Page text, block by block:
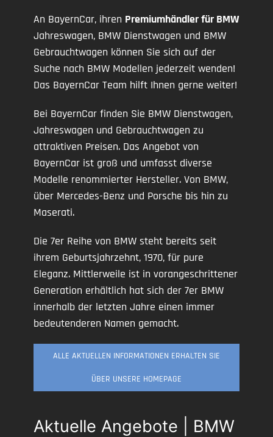
An BayernCar, ihren Premiumhändler für BMW
Jahreswagen, BMW Dienstwagen und BMW
Gebrauchtwagen können Sie sich auf der
Suche nach BMW Modellen jederzeit wenden!
Das BayernCar Team hilft Ihnen gerne weiter!
Bei BayernCar finden Sie BMW Dienstwagen,
Jahreswagen und Gebrauchtwagen zu
attraktiven Preisen. Das Angebot von
BayernCar ist groß und umfasst diverse
Modelle renommierter Hersteller. Von BMW,
über Mercedes-Benz und Porsche bis hin zu
Maserati.
Die 7er Reihe von BMW steht bereits seit
ihrem Geburtsjahrzehnt, 1970, für pure
Eleganz. Mittlerweile ist in vorangeschrittener
Generation erhältlich hat sich der 7er BMW
innerhalb der letzten Jahre einen immer
bedeutenderen Namen gemacht.
ALLE AKTUELLEN INFORMATIONEN ERHALTEN SIE
ÜBER UNSERE HOMEPAGE
Aktuelle Angebote | BMW